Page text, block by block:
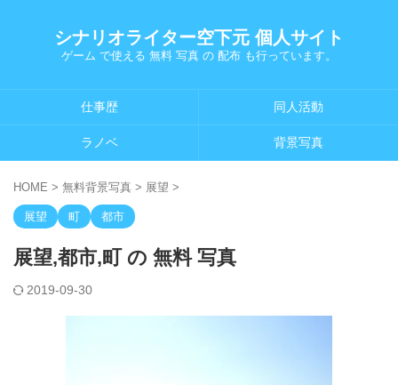
シナリオライター空下元 個人サイト
ゲーム で使える 無料 写真 の 配布 も行っています。
仕事歴 同人活動
ラノベ 背景写真
HOME > 無料背景写真 > 展望 >
展望 町 都市
展望,都市,町 の 無料 写真
2019-09-30